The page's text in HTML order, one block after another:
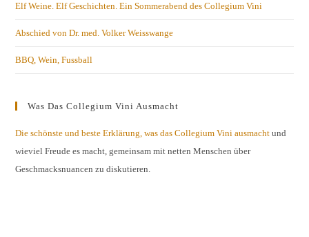
Elf Weine. Elf Geschichten. Ein Sommerabend des Collegium Vini
Abschied von Dr. med. Volker Weisswange
BBQ, Wein, Fussball
Was Das Collegium Vini Ausmacht
Die schönste und beste Erklärung, was das Collegium Vini ausmacht und
wieviel Freude es macht, gemeinsam mit netten Menschen über
Geschmacksnuancen zu diskutieren.